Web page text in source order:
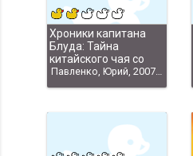
Хроники капитана
Блуда: Тайна
китайского чая со
льдом
Павленко, Юрий, 2007 год